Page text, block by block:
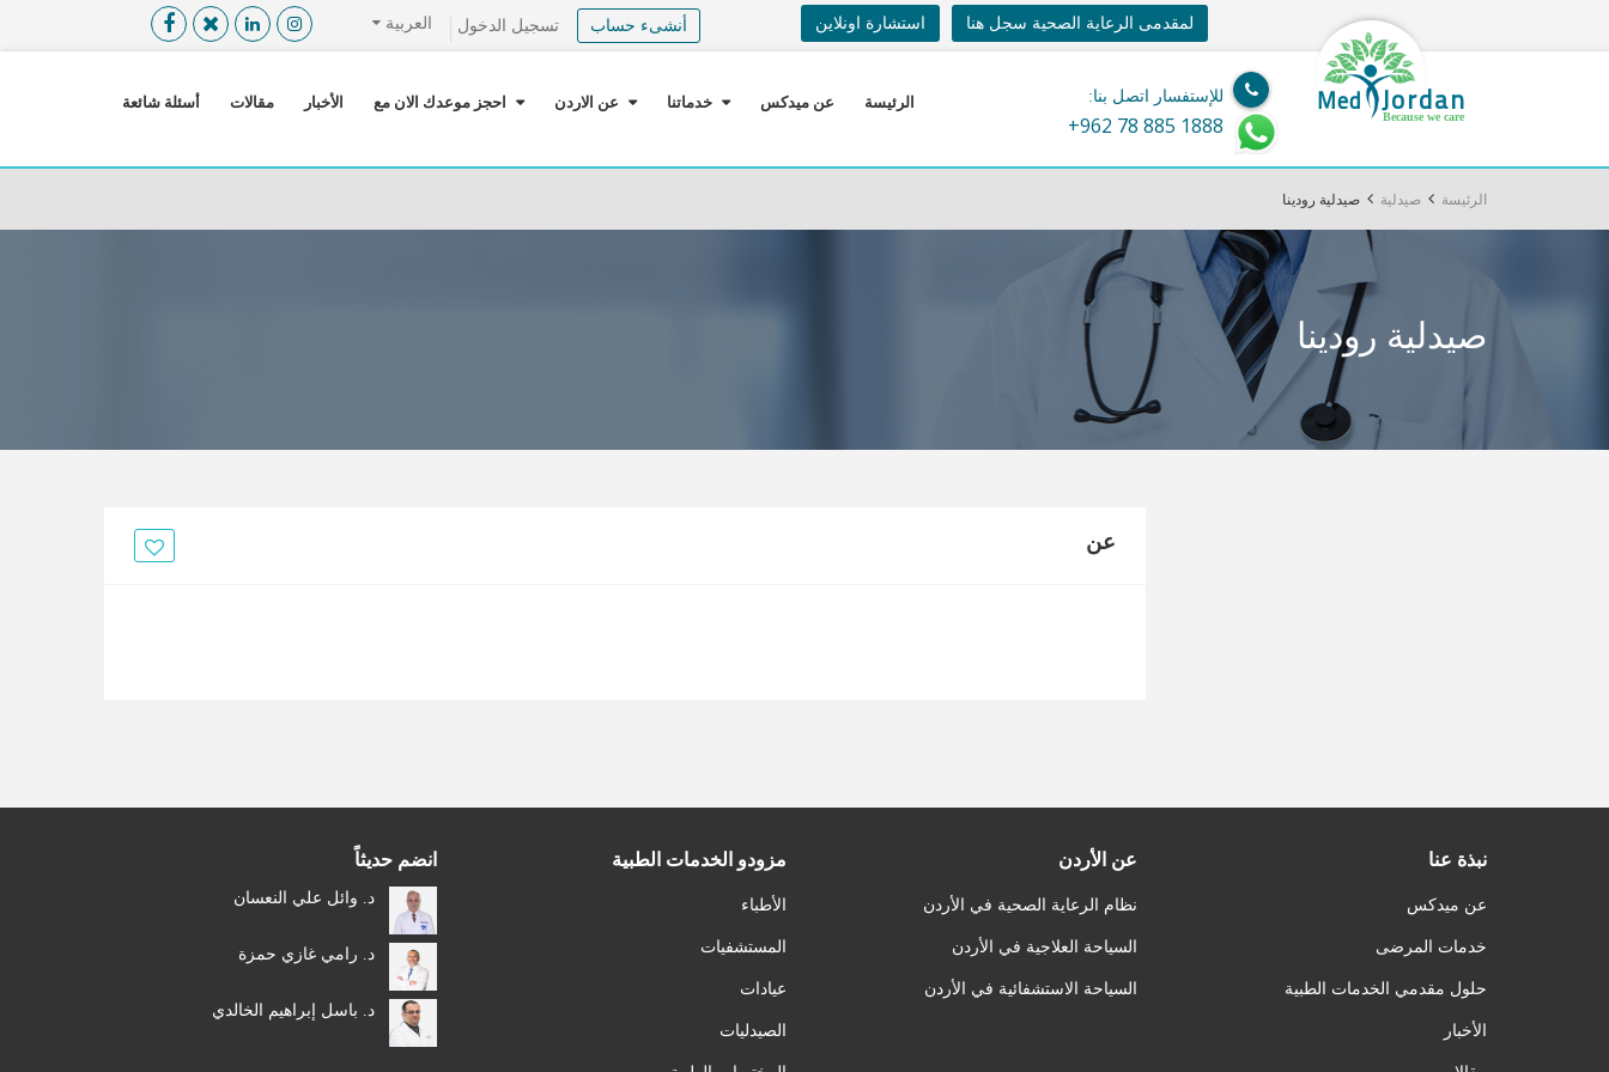
القائمة X
العربية تسجيل الدخول استشارة اونلاين لمقدمى الرعاية الصحية سجل هنا أنشىء حساب
Med Jordan
Because we care
للإستفسار اتصل بنا:
+962 78 885 1888
الرئيسة عن ميدكس خدماتنا عن الاردن احجز موعدك الان مع الأخبار مقالات أسئلة شائعة
الرئيسة صيدلية صيدلية رودينا
صيدلية رودينا
عن
نبذة عنا
عن ميدكس
خدمات المرضى
حلول مقدمي الخدمات الطبية
الأخبار
عن الأردن
نظام الرعاية الصحية في الأردن
السياحة العلاجية في الأردن
السياحة الاستشفائية في الأردن
مزودو الخدمات الطبية
الأطباء
المستشفيات
عيادات
الصيدليات
انضم حديثاً
د. وائل علي النعسان
د. رامي غازي حمزة
د. باسل إبراهيم الخالدي